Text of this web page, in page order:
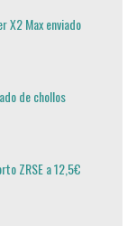
X2 Max enviado
de chollos
ZRSE a 12,5€